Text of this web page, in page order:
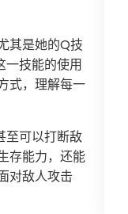
其是她的Q技
一技能的使用
式，理解每一
至可以打断敌
存能力，还能
对敌人攻击